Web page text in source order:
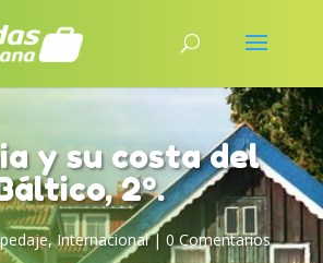
y su costa del
2º.
,Internacional| 0 Comentarios